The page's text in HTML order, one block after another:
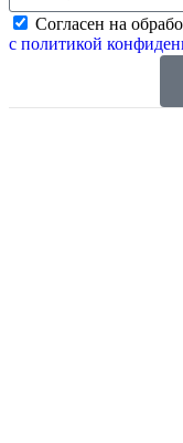
Согласен на
с политикой